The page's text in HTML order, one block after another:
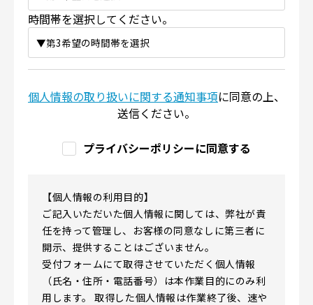
時間帯を選択してください。
個人情報の取り扱いに関する通知事項に同意の上、
送信ください。
プライバシーポリシーに同意する
【個人情報の利用目的】
ご記入いただいた個人情報に関しては、弊社が責
任を持って管理し、お客様の同意なしに第三者に
開示、提供することはございません。
受付フォームにて取得させていただく個人情報
（氏名・住所・電話番号）は本作業目的にのみ利
用します。 取得した個人情報は作業終了後、速や